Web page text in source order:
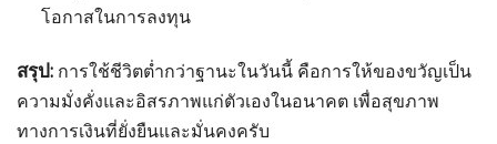
โอกาสในการลงทุน
สรุป: การใช้ชีวิตต่ำกว่าฐานะในวันนี้ คือการให้ของขวัญเป็น
ความมั่งคั่งและอิสรภาพแก่ตัวเองในอนาคต เพื่อสุขภาพ
ทางการเงินที่ยั่งยืนและมั่นคงครับ